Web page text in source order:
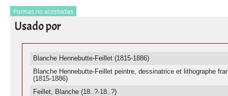
Formas no aceptadas
Usado por
Blanche Hennebutte-Feillet (1815-1886)
Blanche Hennebutte-Feillet peintre, dessinatrice et lithographe
(1815-1886)
Feillet, Blanche (18..?-18..?)